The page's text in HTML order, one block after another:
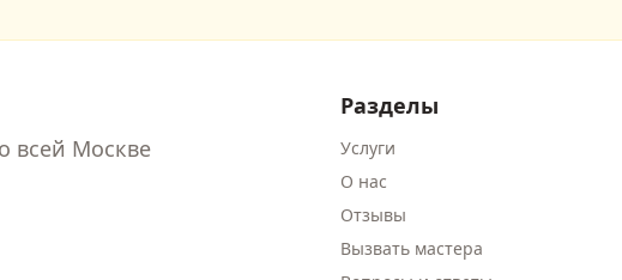
всей Москве
Разделы
Услуги
О нас
Отзывы
Вызвать мастера